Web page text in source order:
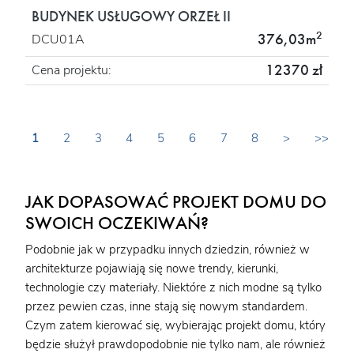
BUDYNEK USŁUGOWY ORZEŁ II
DCU01A 376,03m2
Cena projektu: 12370 zł
1 2 3 4 5 6 7 8 > >>
JAK DOPASOWAĆ PROJEKT DOMU DO
SWOICH OCZEKIWAŃ?
Podobnie jak w przypadku innych dziedzin, również w
architekturze pojawiają się nowe trendy, kierunki,
technologie czy materiały. Niektóre z nich modne są tylko
przez pewien czas, inne stają się nowym standardem.
Czym zatem kierować się, wybierając projekt domu, który
będzie służył prawdopodobnie nie tylko nam, ale również